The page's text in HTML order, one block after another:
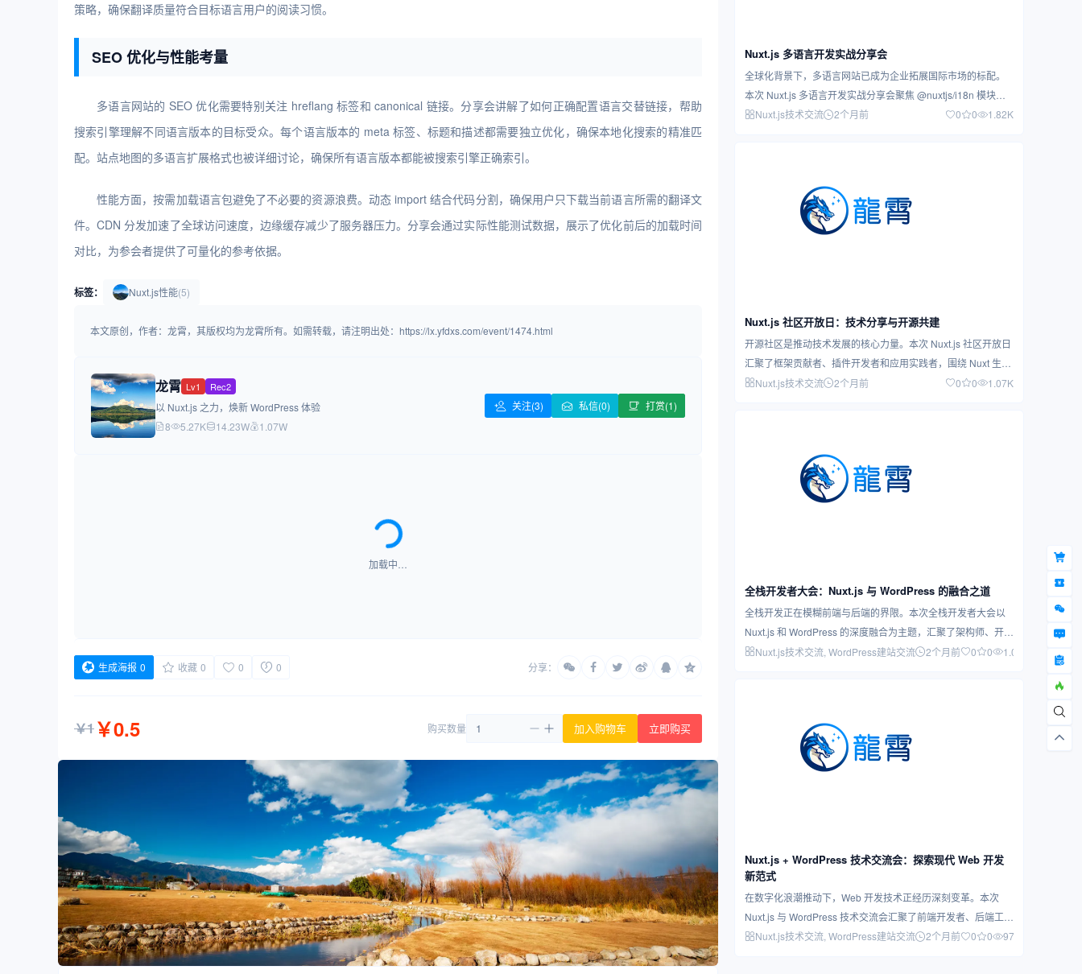
策略，确保翻译质量符合目标语言用户的阅读习惯。
SEO 优化与性能考量
多语言网站的 SEO 优化需要特别关注 hreflang 标签和 canonical 链接。分享会讲解了如何正确配置语言交替链接，帮助
搜索引擎理解不同语言版本的目标受众。每个语言版本的 meta 标签、标题和描述都需要独立优化，确保本地化搜索的精准匹
配。站点地图的多语言扩展格式也被详细讨论，确保所有语言版本都能被搜索引擎正确索引。
性能方面，按需加载语言包避免了不必要的资源浪费。动态 import 结合代码分割，确保用户只下载当前语言所需的翻译文
件。CDN 分发加速了全球访问速度，边缘缓存减少了服务器压力。分享会通过实际性能测试数据，展示了优化前后的加载时间
对比，为参会者提供了可量化的参考依据。
标签： Nuxt.js性能(5)
本文原创，作者：龙霄，其版权均为龙霄所有。如需转载，请注明出处：https://lx.yfdxs.com/event/1474.html
龙霄 Lv1 Rec2
以 Nuxt.js 之力，焕新 WordPress 体验
8
5.27K 14.23W 1.07W
关注(3) 私信(0) 打赏(1)
加载中…
生成海报 0 收藏 0 0 0 分享：
￥1￥0.5 购买数量 加入购物车 立即购买
Nuxt.js 多语言开发实战分享会
全球化背景下，多语言网站已成为企业拓展国际市场的标配。
本次 Nuxt.js 多语言开发实战分享会聚焦 @nuxtjs/i18n 模块的
深…Nuxt.js技术交流 2个月前 0 0 1.82K
Nuxt.js 社区开放日：技术分享与开源共建
开源社区是推动技术发展的核心力量。本次 Nuxt.js 社区开放日
汇聚了框架贡献者、插件开发者和应用实践者，围绕 Nuxt 生态
的最新进…
Nuxt.js技术交流 2个月前 0 0 1.07K
全栈开发者大会：Nuxt.js 与 WordPress 的融合之道
全栈开发正在模糊前端与后端的界限。本次全栈开发者大会以
Nuxt.js 和 WordPress 的深度融合为主题，汇聚了架构师、开发
者和…
Nuxt.js技术交流 , WordPress建站交流 2个月前 0 0 1.04K
Nuxt.js + WordPress 技术交流会：探索现代 Web 开发
新范式
在数字化浪潮推动下，Web 开发技术正经历深刻变革。本次
Nuxt.js 与 WordPress 技术交流会汇聚了前端开发者、后端工程
师…Nuxt.js技术交流 , WordPress建站交流 2个月前 0 0 977